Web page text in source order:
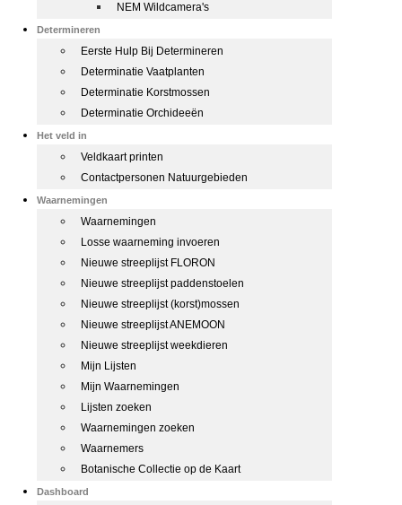
NEM Wildcamera's
Determineren
Eerste Hulp Bij Determineren
Determinatie Vaatplanten
Determinatie Korstmossen
Determinatie Orchideeën
Het veld in
Veldkaart printen
Contactpersonen Natuurgebieden
Waarnemingen
Waarnemingen
Losse waarneming invoeren
Nieuwe streeplijst FLORON
Nieuwe streeplijst paddenstoelen
Nieuwe streeplijst (korst)mossen
Nieuwe streeplijst ANEMOON
Nieuwe streeplijst weekdieren
Mijn Lijsten
Mijn Waarnemingen
Lijsten zoeken
Waarnemingen zoeken
Waarnemers
Botanische Collectie op de Kaart
Dashboard